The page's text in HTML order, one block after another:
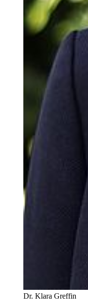
Dr. Klara Greffin